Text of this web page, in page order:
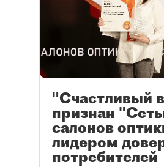
"Счастливый
признан
салонов
лидером
потребителей